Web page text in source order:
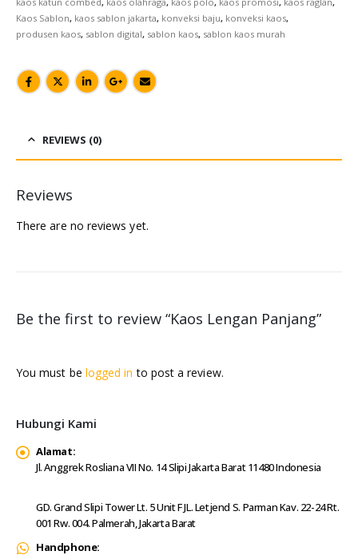
Kaos Sablon, kaos sablon jakarta, konveksi baju, konveksi kaos,
produsen kaos, sablon digital, sablon kaos, sablon kaos murah
REVIEWS (0)
Reviews
There are no reviews yet.
Be the first to review “Kaos Lengan Panjang”
You must be logged in to post a review.
Hubungi Kami
Alamat:
Jl. Anggrek Rosliana VII No. 14 Slipi Jakarta Barat 11480 Indonesia
GD. Grand Slipi Tower Lt. 5 Unit F JL. Letjend S. Parman Kav. 22-24 Rt.
001 Rw. 004. Palmerah, Jakarta Barat
Handphone: